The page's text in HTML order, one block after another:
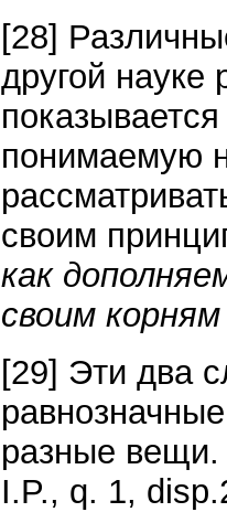
[28]
другой науке
понимаемую
своим
как
своим
[29] Эти два
разные
I.P., q. 1,